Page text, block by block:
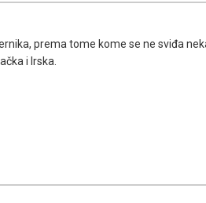
prema tome kome se ne sviđa
i Irska.